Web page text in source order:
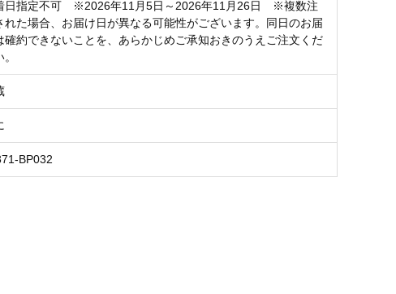
日指定不可 ※2026年11月5日～2026年11月26日 ※複数注
れた場合、お届け日が異なる可能性がございます。同日のお届
確約できないことを、あらかじめご承知おきのうえご注文くだ
BP032